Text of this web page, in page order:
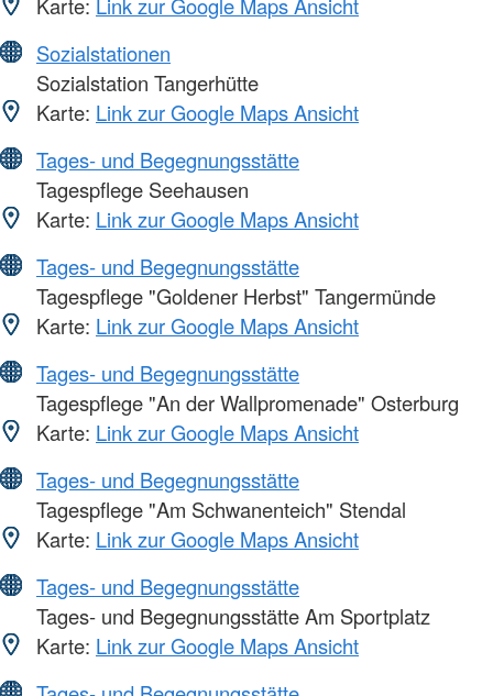
Sozialstationen
Sozialstation Tangerhütte
Karte: Link zur Google Maps Ansicht
Tages- und Begegnungsstätte
Tagespflege Seehausen
Karte: Link zur Google Maps Ansicht
Tages- und Begegnungsstätte
Tagespflege "Goldener Herbst" Tangermünde
Karte: Link zur Google Maps Ansicht
Tages- und Begegnungsstätte
Tagespflege "An der Wallpromenade" Osterburg
Karte: Link zur Google Maps Ansicht
Tages- und Begegnungsstätte
Tagespflege "Am Schwanenteich" Stendal
Karte: Link zur Google Maps Ansicht
Tages- und Begegnungsstätte
Tages- und Begegnungsstätte Am Sportplatz
Karte: Link zur Google Maps Ansicht